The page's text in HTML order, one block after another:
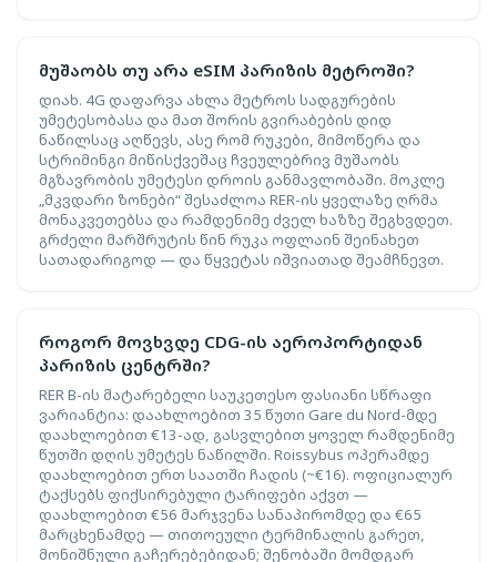
მუშაობს თუ არა eSIM პარიზის მეტროში?
დიახ. 4G დაფარვა ახლა მეტროს სადგურების
უმეტესობასა და მათ შორის გვირაბების დიდ
ნაწილსაც აღწევს, ასე რომ რუკები, მიმოწერა და
სტრიმინგი მიწისქვეშაც ჩვეულებრივ მუშაობს
მგზავრობის უმეტესი დროის განმავლობაში. მოკლე
„მკვდარი ზონები“ შესაძლოა RER-ის ყველაზე ღრმა
მონაკვეთებსა და რამდენიმე ძველ ხაზზე შეგხვდეთ.
გრძელი მარშრუტის წინ რუკა ოფლაინ შეინახეთ
სათადარიგოდ — და წყვეტას იშვიათად შეამჩნევთ.
როგორ მოვხვდე CDG-ის აეროპორტიდან
პარიზის ცენტრში?
RER B-ის მატარებელი საუკეთესო ფასიანი სწრაფი
ვარიანტია: დაახლოებით 35 წუთი Gare du Nord-მდე
დაახლოებით €13-ად, გასვლებით ყოველ რამდენიმე
წუთში დღის უმეტეს ნაწილში. Roissybus ოპერამდე
დაახლოებით ერთ საათში ჩადის (~€16). ოფიციალურ
ტაქსებს ფიქსირებული ტარიფები აქვთ —
დაახლოებით €56 მარჯვენა სანაპირომდე და €65
მარცხენამდე — თითოეული ტერმინალის გარეთ,
მონიშნული გაჩერებებიდან; შენობაში მომდგარ